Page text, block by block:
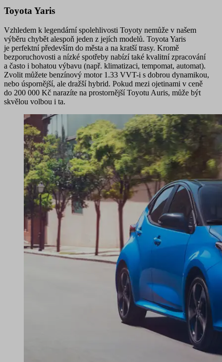
Toyota Yaris
Vzhledem k legendárníspolehlivosti Toyoty nemůže v našem
výběru chybět alespoň jeden z jejích modelů. Toyota Yaris
je perfektní především do města a na kratší trasy. Kromě
bezporuchovosti a nízké spotřeby nabízí také kvalitní zpracování
a často i bohatou výbavu (např. klimatizaci, tempomat, automat).
Zvolit můžete benzínový motor 1.33 VVT-i s dobrou dynamikou,
nebo úspornější, ale dražší hybrid. Pokud mezi ojetinami v ceně
do 200 000 Kč narazíte na prostornějšíToyotu Auris, může být
skvělou volbou i ta.